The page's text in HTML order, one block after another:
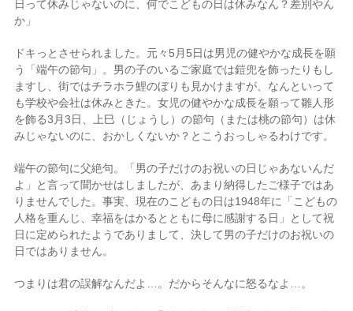
日って休みじゃないのに、何でこどもの日は休みなん？差別やん
か」
ドキっとさせられました。元々5月5日は男児の健やかな成長を願
う「端午の節句」。男の子のいるご家庭では鎧兜を飾ったりもし
ますし、街ではチラホラ鯉のぼりも見かけますが、なんといって
も学校や会社は休みときた。女児の健やかな成長を願って雛人形
を飾る3月3日、上巳（じょうし）の節句（または桃の節句）は休
みじゃないのに、おかしくないか？とこうおっしゃるわけです。
端午の節句に父絶句。「男の子だけのお祝いの日じゃあないんだ
よ」と言って聞かせはしましたが、あまり納得したご様子ではあ
りませんでした。事実、現在のこどもの日は1948年に「こどもの
人格を重んじ、幸福をはかるとともに母に感謝する日」として祝
日に定められたようでありまして、決して男の子だけのお祝いの
日ではありません。
つまりは君の誤解なんだよ…。だからそんなに怒るなよ…。